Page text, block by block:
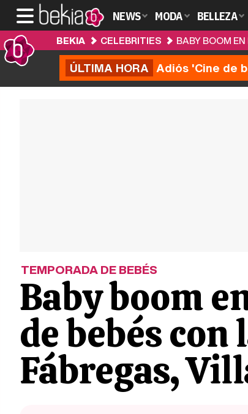
NEWS MODA BELLEZA
BEKIA CELEBRITIES BABY BOOM EN
ÚLTIMA HORA Adiós 'Cine de
TEMPORADA DE BEBÉS
Baby boom
de bebés
Fábregas,